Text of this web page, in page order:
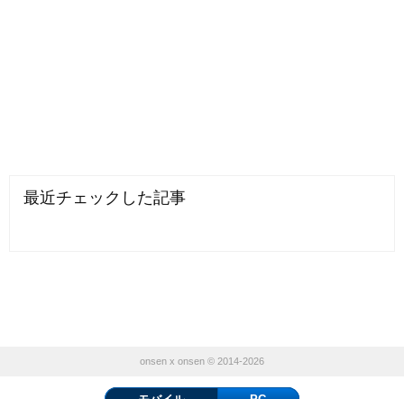
最近チェックした記事
onsen x onsen © 2014-2026